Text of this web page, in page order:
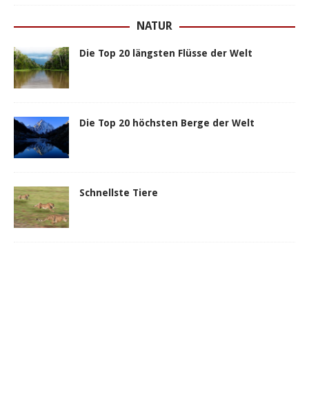
NATUR
Die Top 20 längsten Flüsse der Welt
Die Top 20 höchsten Berge der Welt
Schnellste Tiere